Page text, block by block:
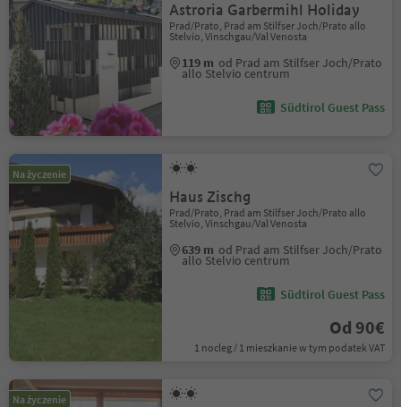
Astroria Garbermihl Holiday
Prad/Prato, Prad am Stilfser Joch/Prato allo
Stelvio, Vinschgau/Val Venosta
119 m od Prad am Stilfser Joch/Prato
allo Stelvio centrum
Südtirol Guest Pass
Na życzenie
Haus Zischg
Prad/Prato, Prad am Stilfser Joch/Prato allo
Stelvio, Vinschgau/Val Venosta
639 m od Prad am Stilfser Joch/Prato
allo Stelvio centrum
Südtirol Guest Pass
Od 90€
1 nocleg / 1 mieszkanie w tym podatek VAT
Na życzenie